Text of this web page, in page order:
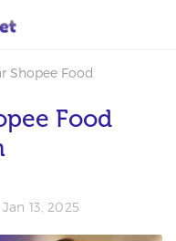
Shopee Food dengan
Food
Jan 13, 2025